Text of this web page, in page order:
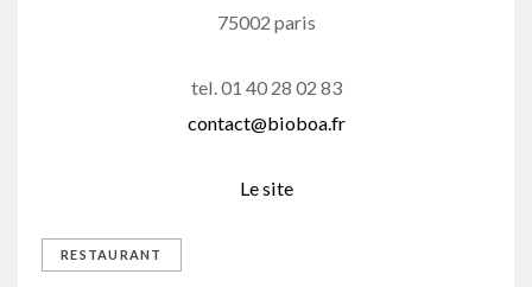
75002 paris
tel. 01 40 28 02 83
contact@bioboa.fr
Le site
RESTAURANT